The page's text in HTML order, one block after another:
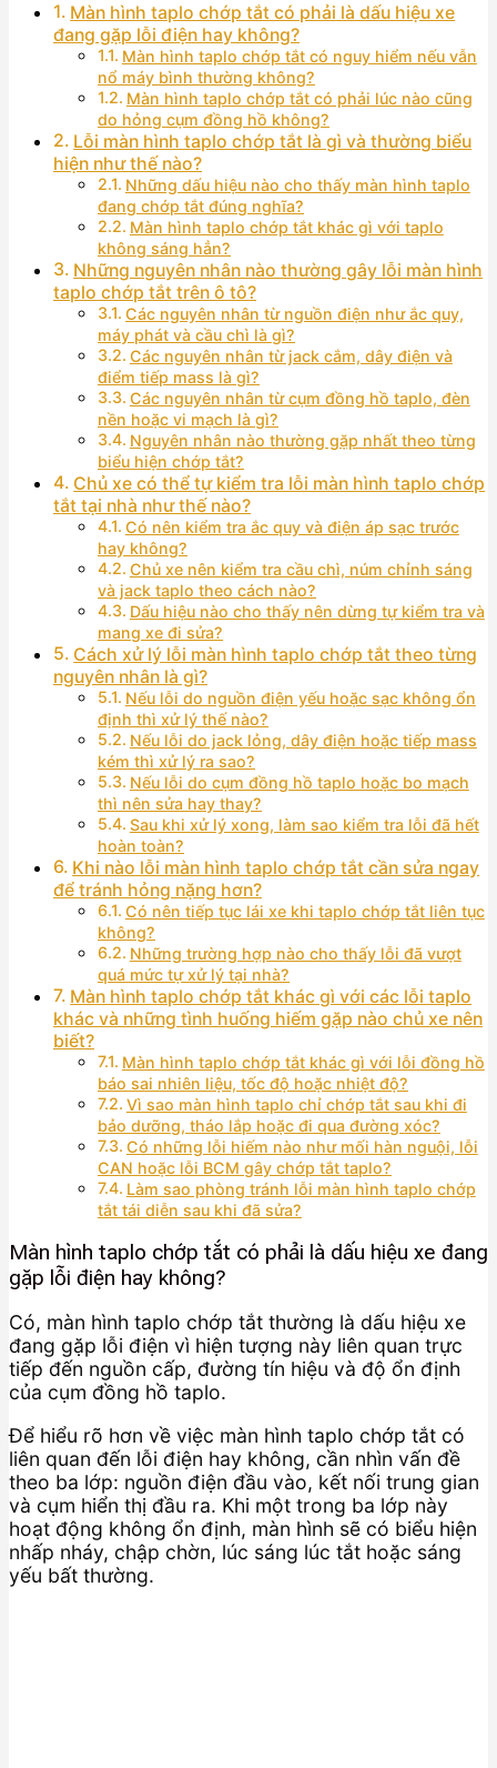
Màn hình taplo chớp tắt có phải là dấu hiệu xe
đang gặp lỗi điện hay không?
Màn hình taplo chớp tắt có nguy hiểm nếu vẫn
nổ máy bình thường không?
Màn hình taplo chớp tắt có phải lúc nào cũng
do hỏng cụm đồng hồ không?
Lỗi màn hình taplo chớp tắt là gì và thường biểu
hiện như thế nào?
Những dấu hiệu nào cho thấy màn hình taplo
đang chớp tắt đúng nghĩa?
Màn hình taplo chớp tắt khác gì với taplo
không sáng hẳn?
Những nguyên nhân nào thường gây lỗi màn hình
taplo chớp tắt trên ô tô?
Các nguyên nhân từ nguồn điện như ắc quy,
máy phát và cầu chì là gì?
Các nguyên nhân từ jack cắm, dây điện và
điểm tiếp mass là gì?
Các nguyên nhân từ cụm đồng hồ taplo, đèn
nền hoặc vi mạch là gì?
Nguyên nhân nào thường gặp nhất theo từng
biểu hiện chớp tắt?
Chủ xe có thể tự kiểm tra lỗi màn hình taplo chớp
tắt tại nhà như thế nào?
Có nên kiểm tra ắc quy và điện áp sạc trước
hay không?
Chủ xe nên kiểm tra cầu chì, núm chỉnh sáng
và jack taplo theo cách nào?
Dấu hiệu nào cho thấy nên dừng tự kiểm tra và
mang xe đi sửa?
Cách xử lý lỗi màn hình taplo chớp tắt theo từng
nguyên nhân là gì?
Nếu lỗi do nguồn điện yếu hoặc sạc không ổn
định thì xử lý thế nào?
Nếu lỗi do jack lỏng, dây điện hoặc tiếp mass
kém thì xử lý ra sao?
Nếu lỗi do cụm đồng hồ taplo hoặc bo mạch
thì nên sửa hay thay?
Sau khi xử lý xong, làm sao kiểm tra lỗi đã hết
hoàn toàn?
Khi nào lỗi màn hình taplo chớp tắt cần sửa ngay
để tránh hỏng nặng hơn?
Có nên tiếp tục lái xe khi taplo chớp tắt liên tục
không?
Những trường hợp nào cho thấy lỗi đã vượt
quá mức tự xử lý tại nhà?
Màn hình taplo chớp tắt khác gì với các lỗi taplo
khác và những tình huống hiếm gặp nào chủ xe nên
biết?
Màn hình taplo chớp tắt khác gì với lỗi đồng hồ
báo sai nhiên liệu, tốc độ hoặc nhiệt độ?
Vì sao màn hình taplo chỉ chớp tắt sau khi đi
bảo dưỡng, tháo lắp hoặc đi qua đường xóc?
Có những lỗi hiếm nào như mối hàn nguội, lỗi
CAN hoặc lỗi BCM gây chớp tắt taplo?
Làm sao phòng tránh lỗi màn hình taplo chớp
tắt tái diễn sau khi đã sửa?
Màn hình taplo chớp tắt có phải là dấu hiệu xe đang
gặp lỗi điện hay không?
Có, màn hình taplo chớp tắt thường là dấu hiệu xe
đang gặp lỗi điện vì hiện tượng này liên quan trực
tiếp đến nguồn cấp, đường tín hiệu và độ ổn định
của cụm đồng hồ taplo.
Để hiểu rõ hơn về việc màn hình taplo chớp tắt có
liên quan đến lỗi điện hay không, cần nhìn vấn đề
theo ba lớp: nguồn điện đầu vào, kết nối trung gian
và cụm hiển thị đầu ra. Khi một trong ba lớp này
hoạt động không ổn định, màn hình sẽ có biểu hiện
nhấp nháy, chập chờn, lúc sáng lúc tắt hoặc sáng
yếu bất thường.